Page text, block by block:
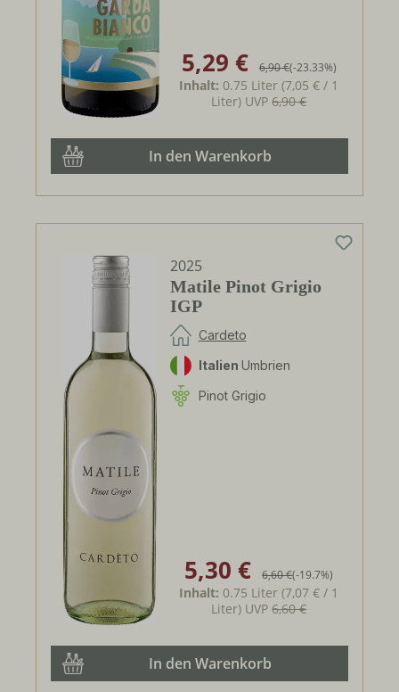
Verkaufspreis:
5,29 € Regulärer Preis:
6,90 €(-23.33%)
Inhalt: 0.75 Liter(7,05 € / 1
Liter) UVP6,90 €
In den Warenkorb
2025
Matile Pinot Grigio
IGP
Cardeto
Italien Umbrien
Pinot Grigio
Verkaufspreis:
5,30 € Regulärer Preis:
6,60 €(-19.7%)
Inhalt: 0.75 Liter(7,07 € / 1
Liter) UVP6,60 €
In den Warenkorb